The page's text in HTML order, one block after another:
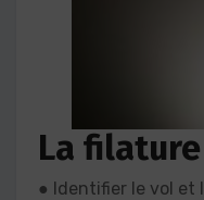
La
● Identifier le vol et